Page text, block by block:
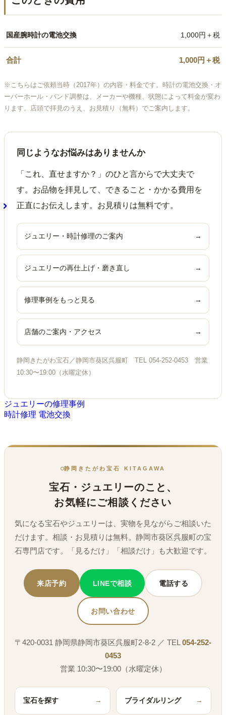
国産腕時計の電池交換 1,000円＋税
合計 1,000円＋税
※こちらはご依頼当時（2017年）の内容・料金です。時計の電池交換・オ
ーバーホール・バンド調整は、メーカーや機種、状態によって料金が変わ
ります。店頭で拝見のうえ、お見積り（無料）でご案内します。
同じようなお悩みはありませんか
「これ、直せますか？」のひと言からで大丈夫で
す。お品物を拝見して、できること・かかる費用を
正直にお伝えします。お見積りは無料です。
ジュエリー・時計修理のご案内 →
ジュエリーの再仕上げ・磨き直し →
修理事例をもっと見る →
店舗のご案内・アクセス →
静岡きたがわ宝石／静岡市葵区呉服町 TEL 054-252-0453 営業
10:30〜19:00（水曜定休）
ジュエリーの修理事例
時計修理 電池交換
静岡きたがわ宝石 KITAGAWA
宝石・ジュエリーのこと、
お気軽にご相談ください
気になる宝石やジュエリーは、実物を見ながらご相談いた
だけます。相談・お見積りは無料。静岡市葵区呉服町の宝
石専門店です。「見るだけ」「相談だけ」も大歓迎です。
来店予約 LINEで相談 電話する
お問い合わせ
〒420-0031 静岡県静岡市葵区呉服町2-8-2 ／ TEL054-252-
0453
営業 10:30〜19:00（水曜定休）
宝石を探す → ブライダルリング →